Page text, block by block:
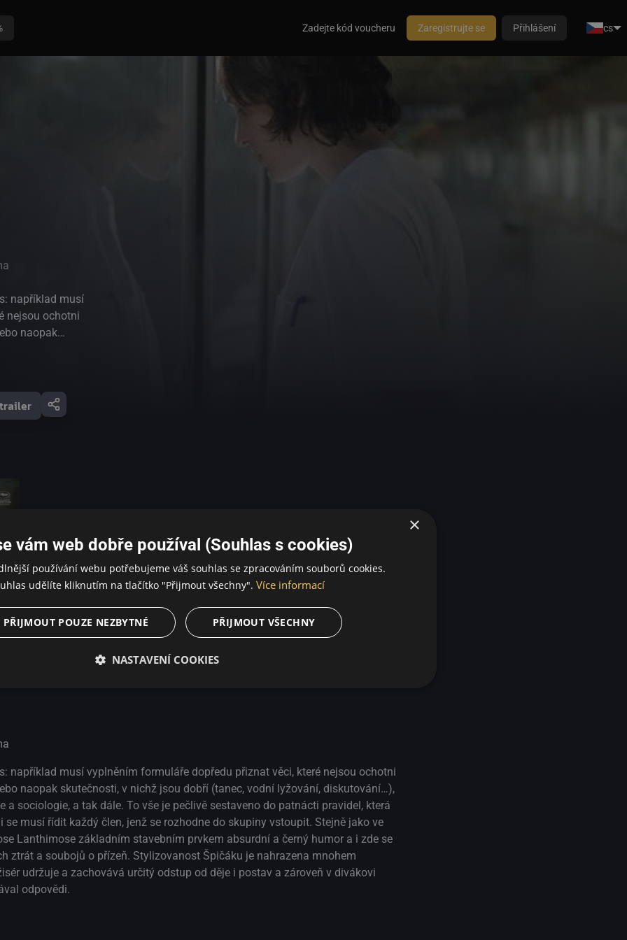
Zadejte kód voucheru Zaregistrujte se Přihlášení cs
například musí
nejsou ochotni
naopak
psychologie
Blanc, a jimi
vstoupit.
a černý
lidských
je
od děje i
otázek,
například musí vyplněním formuláře dopředu přiznat věci, které nejsou ochotni
naopak skutečnosti, v nichž jsou dobří (tanec, vodní lyžování, diskutování…),
sociologie, a tak dále. To vše je pečlivě sestaveno do patnácti pravidel, která
musí řídit každý člen, jenž se rozhodne do skupiny vstoupit. Stejně jako ve
Lanthimose základním stavebním prvkem absurdní a černý humor a i zde se
ztrát a soubojů o přízeň. Stylizovanost Špičáku je nahrazena mnohem
udržuje a zachovává určitý odstup od děje i postav a zároveň v divákovi
odpovědi.
×
vám web dobře používal (Souhlas s cookies)
používání webu potřebujeme váš souhlas se zpracováním souborů cookies.
udělíte kliknutím na tlačítko "Přijmout všechny". Více informací
PŘIJMOUT VŠECHNY
PŘIJMOUT POUZE NEZBYTNÉ
NASTAVENÍ COOKIES